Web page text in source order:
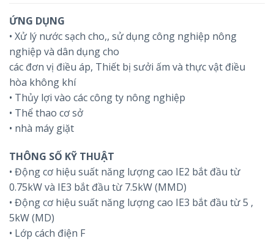
ỨNG DỤNG
• Xử lý nước sạch cho,, sử dụng công nghiệp nông
nghiệp và dân dụng cho
các đơn vị điều áp, Thiết bị sưởi ấm và thực vật điều
hòa không khí
• Thủy lợi vào các công ty nông nghiệp
• Thể thao cơ sở
• nhà máy giặt
THÔNG SỐ KỸ THUẬT
• Động cơ hiệu suất năng lượng cao IE2 bắt đầu từ
0.75kW và IE3 bắt đầu từ 7.5kW (MMD)
• Động cơ hiệu suất năng lượng cao IE3 bắt đầu từ 5 ,
5kW (MD)
• Lớp cách điện F